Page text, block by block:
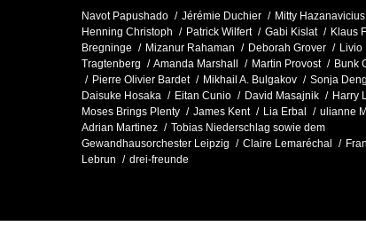
Navot Papushado Jérémie Duchier
Mitty Hazanavicius
Henning Christoph
Patrick Wilfert Gabi Kislat Klaus
Bregninge
Mizanur Rahaman Deborah Grover
Livio
Tragtenberg
Amanda Marshall Martin Provost
Bunk
Pierre Olivier Bardet
Mikhail A. Bulgakov
Sonja
Daisuke Hosaka
Eitan Cunio David Masajnik
Harry
Moses Brings Plenty
James Kent Lia Erbal
ulianne
Adrian Martinez
Tobias Niederschlag sowie dem
Gewandhausorchester Leipzig
Claire Lemaréchal
Lebrun
drei-freunde